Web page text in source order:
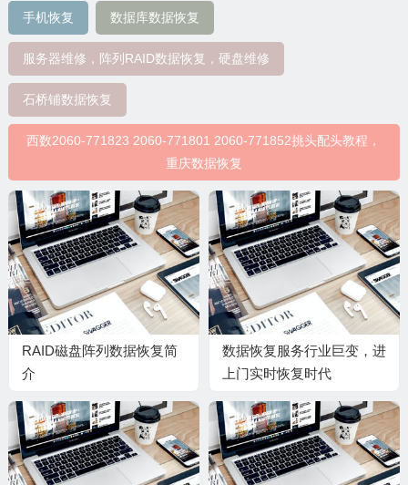
手机恢复 数据库数据恢复
服务器维修，阵列RAID数据恢复，硬盘维修
石桥铺数据恢复
西数2060-771823 2060-771801 2060-771852挑头配头教程，
重庆数据恢复
RAID磁盘阵列数据恢复简
介
数据恢复服务行业巨变，进
上门实时恢复时代